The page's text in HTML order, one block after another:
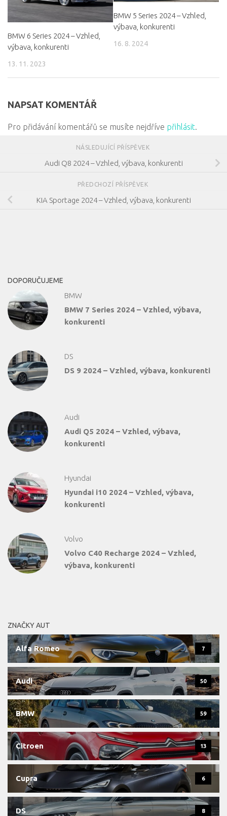
BMW 6 Series 2024 – Vzhled,
výbava, konkurenti
13. 11. 2023
BMW 5 Series 2024 – Vzhled,
výbava, konkurenti
16. 8. 2024
NAPSAT KOMENTÁŘ
Pro přidávání komentářů se musíte nejdříve přihlásit.
NÁSLEDUJÍCÍ PŘÍSPĚVEK
Audi Q8 2024 – Vzhled, výbava, konkurenti
PŘEDCHOZÍ PŘÍSPĚVEK
KIA Sportage 2024 – Vzhled, výbava, konkurenti
DOPORUČUJEME
BMW
BMW 7 Series 2024 – Vzhled, výbava,
konkurenti
DS
DS 9 2024 – Vzhled, výbava, konkurenti
Audi
Audi Q5 2024 – Vzhled, výbava,
konkurenti
Hyundai
Hyundai i10 2024 – Vzhled, výbava,
konkurenti
Volvo
Volvo C40 Recharge 2024 – Vzhled,
výbava, konkurenti
ZNAČKY AUT
Alfa Romeo 7
Audi 50
BMW 59
Citroen 13
Cupra 6
DS 8